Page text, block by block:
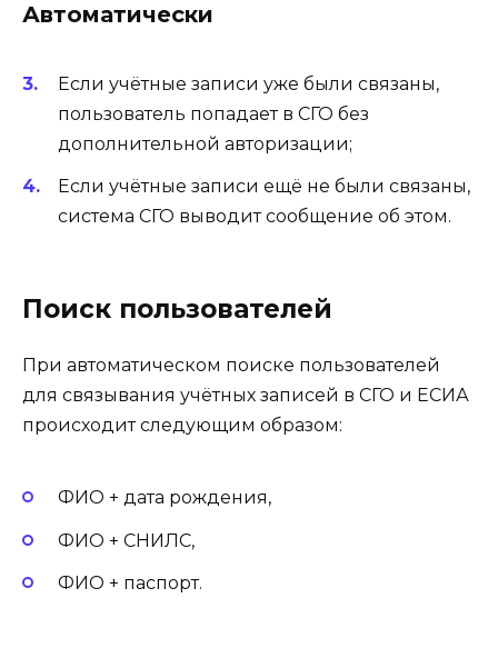
Автоматически
Если учётные записи уже были связаны,
пользователь попадает в СГО без
дополнительной авторизации;
Если учётные записи ещё не были связаны,
система СГО выводит сообщение об этом.
Поиск пользователей
При автоматическом поиске пользователей
для связывания учётных записей в СГО и ЕСИА
происходит следующим образом:
ФИО + дата рождения,
ФИО + СНИЛС,
ФИО + паспорт.